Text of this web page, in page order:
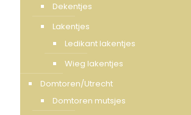
Dekentjes
Lakentjes
Ledikant lakentjes
Wieg lakentjes
Domtoren/Utrecht
Domtoren mutsjes